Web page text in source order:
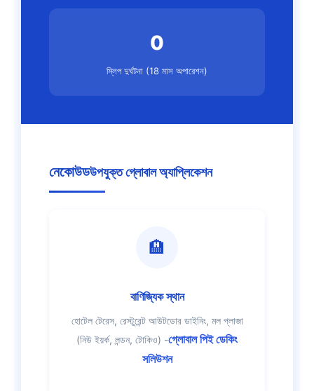
0
স্লিপ দুর্ঘটনা (18 মাস অপারেশন)
নেকোউডউপযুক্ত গ্লোবাল অ্যাপ্লিকেশন
🏨
বাণিজ্যিক স্থান
হোটেল টেরেস, রেস্টুরেন্ট আউটডোর ডাইনিং, মল প্লাজা
(নিউ ইয়র্ক, লন্ডন, টোকিও) -গ্লোবাল পিই ডেকিং
সলিউশন